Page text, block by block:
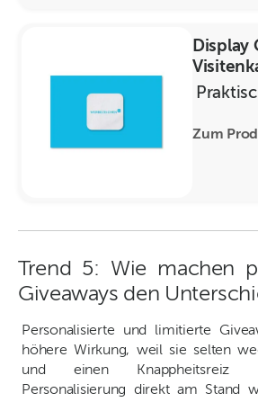
Display
Zum
Trend 5: Wie machen
Giveaways den
Personalisierte und limitierte
höhere Wirkung, weil sie selten
und einen Knappheitsreiz
Personalisierung direkt am Stand